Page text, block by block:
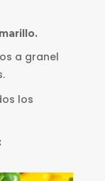
a granel
los